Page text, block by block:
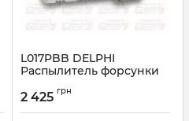
L017PBB DELPHI
Распылитель форсунки
Артикул:
2 425 грн